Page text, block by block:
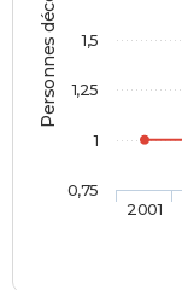
Personnes décédées
2001
0,75
1
1,25
1,5